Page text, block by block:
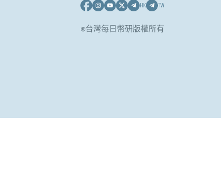
HK TW
©台灣每日幣研版權所有